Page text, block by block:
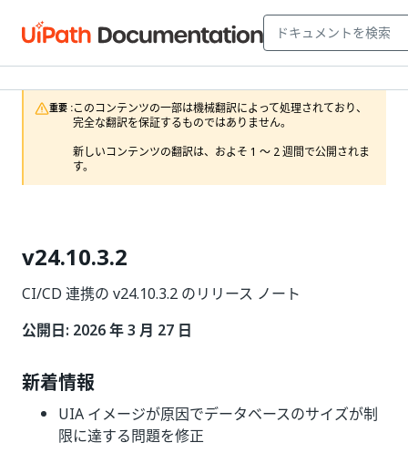
重要 :このコンテンツの一部は機械翻訳によって処理されており、
完全な翻訳を保証するものではありません。
新しいコンテンツの翻訳は、およそ 1 ～ 2 週間で公開されま
す。
v24.10.3.2
CI/CD 連携の v24.10.3.2 のリリース ノート
公開日: 2026 年 3 月 27 日
新着情報
UIA イメージが原因でデータベースのサイズが制
限に達する問題を修正